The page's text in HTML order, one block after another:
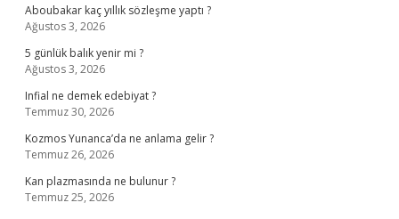
Aboubakar kaç yıllık sözleşme yaptı ?
Ağustos 3, 2026
5 günlük balık yenir mi ?
Ağustos 3, 2026
Infial ne demek edebiyat ?
Temmuz 30, 2026
Kozmos Yunanca’da ne anlama gelir ?
Temmuz 26, 2026
Kan plazmasında ne bulunur ?
Temmuz 25, 2026